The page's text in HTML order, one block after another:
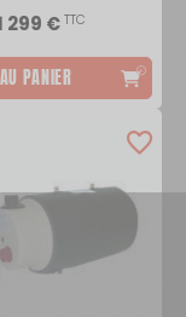
299 €TTC
PANIER